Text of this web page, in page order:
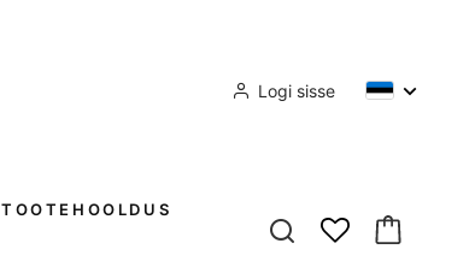
Logi sisse
TOOTEHOOLDUS